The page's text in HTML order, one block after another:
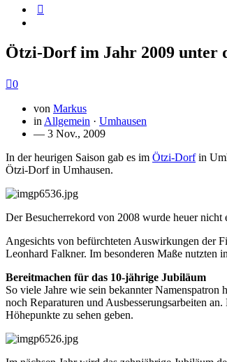
Ötzi-Dorf im Jahr 2009 unter
0
von Markus
in Allgemein · Umhausen
— 3 Nov., 2009
In der heurigen Saison gab es im Ötzi-Dorfin
Ötzi-Dorf in Umhausen.
Der Besucherrekord von 2008 wurde heuer nicht
Angesichts von befürchteten Auswirkungen der
Leonhard Falkner. Im besonderen Maße nutzten
Bereitmachen für das 10-jährige Jubiläum
So viele Jahre wie sein bekannter
noch Reparaturen und Ausbesserungsarbeiten
Höhepunkte zu sehen geben.